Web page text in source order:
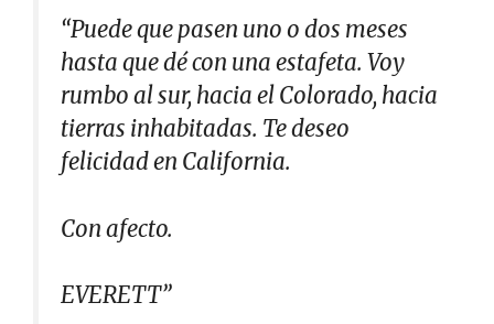
“Puede que pasen uno o dos meses
hasta que dé con una estafeta. Voy
rumbo al sur, hacia el Colorado, hacia
tierras inhabitadas. Te deseo
felicidad en California.
Con afecto.
EVERETT”